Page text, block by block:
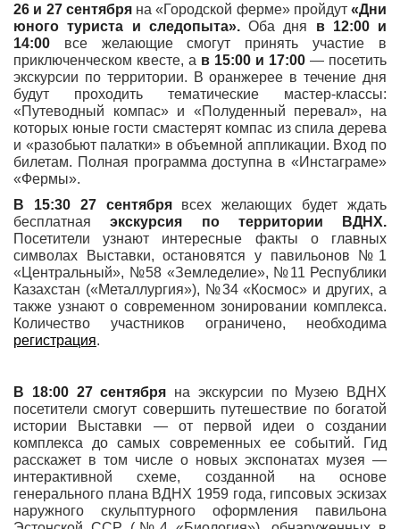
26 и 27 сентябряна «Городской ферме» пройдут «Дни
юного туриста и следопыта».Оба дня в 12:00 и
14:00 все желающие смогут принять участие в
приключенческом квесте, а в 15:00 и 17:00 — посетить
экскурсии по территории. В оранжерее в течение дня
будут проходить тематические мастер-классы:
«Путеводный компас» и «Полуденный перевал», на
которых юные гости смастерят компас из спила дерева
и «разобьют палатки» в объемной аппликации. Вход по
билетам. Полная программа доступна в «Инстаграме»
«Фермы».
В 15:30
27 сентябрявсех желающих будет ждать
бесплатнаяэкскурсия по территории ВДНХ.
Посетители узнают интересные факты о главных
символах Выставки, остановятся у павильонов №1
«Центральный», №58 «Земледелие», №11 Республики
Казахстан («Металлургия»), №34 «Космос» и других, а
также узнают о современном зонировании комплекса.
Количество участников ограничено, необходима
регистрация.
В 18:00 27 сентября на экскурсии по Музею ВДНХ
посетители смогут совершить путешествие по богатой
истории Выставки — от первой идеи о создании
комплекса до самых современных ее событий. Гид
расскажет в том числе о новых экспонатах музея —
интерактивной схеме, созданной на основе
генерального плана ВДНХ 1959 года, гипсовых эскизах
наружного скульптурного оформления павильона